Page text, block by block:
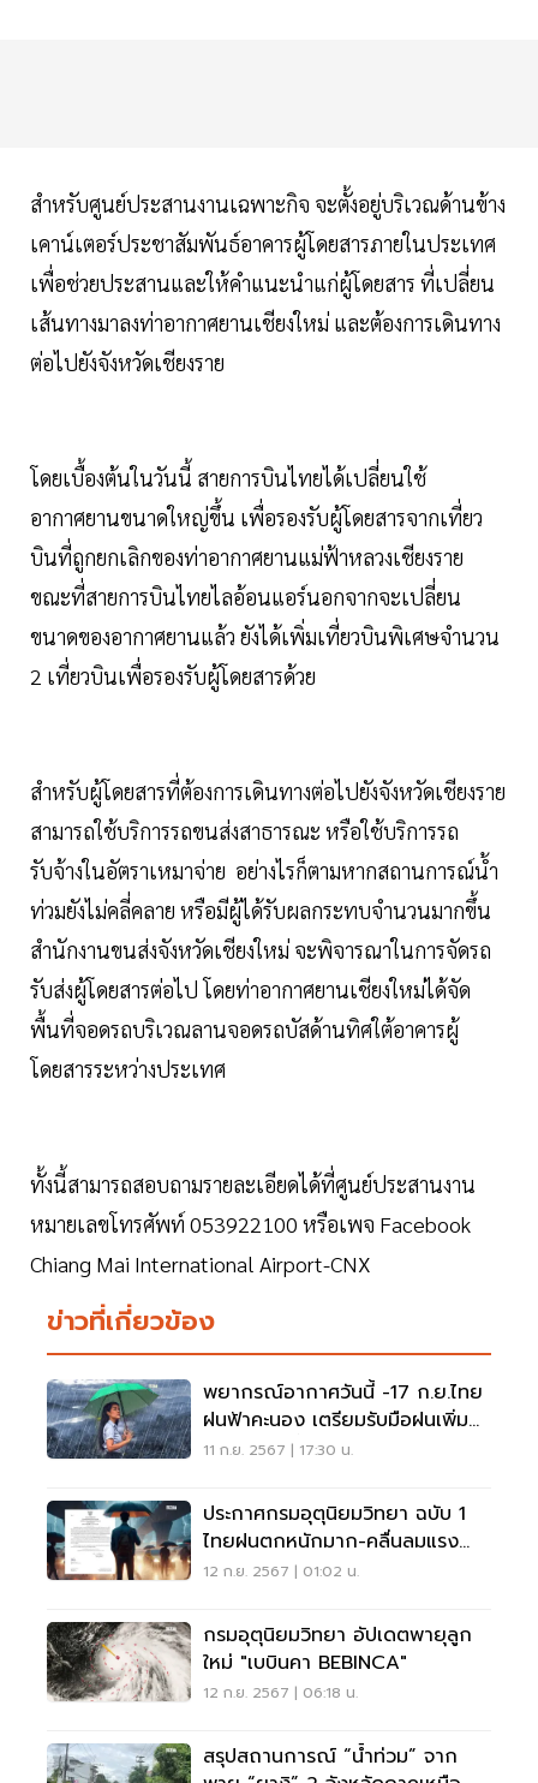
สำหรับศูนย์ประสานงานเฉพาะกิจ จะตั้งอยู่บริเวณด้านข้าง
เคาน์เตอร์ประชาสัมพันธ์อาคารผู้โดยสารภายในประเทศ
เพื่อช่วยประสานและให้คำแนะนำแก่ผู้โดยสาร ที่เปลี่ยน
เส้นทางมาลงท่าอากาศยานเชียงใหม่ และต้องการเดินทาง
ต่อไปยังจังหวัดเชียงราย
โดยเบื้องต้นในวันนี้ สายการบินไทยได้เปลี่ยนใช้
อากาศยานขนาดใหญ่ขึ้น เพื่อรองรับผู้โดยสารจากเที่ยว
บินที่ถูกยกเลิกของท่าอากาศยานแม่ฟ้าหลวงเชียงราย
ขณะที่สายการบินไทยไลอ้อนแอร์นอกจากจะเปลี่ยน
ขนาดของอากาศยานแล้ว ยังได้เพิ่มเที่ยวบินพิเศษจำนวน
2 เที่ยวบินเพื่อรองรับผู้โดยสารด้วย
สำหรับผู้โดยสารที่ต้องการเดินทางต่อไปยังจังหวัดเชียงราย
สามารถใช้บริการรถขนส่งสาธารณะ หรือใช้บริการรถ
รับจ้างในอัตราเหมาจ่าย อย่างไรก็ตามหากสถานการณ์น้ำ
ท่วมยังไม่คลี่คลาย หรือมีผู้ได้รับผลกระทบจำนวนมากขึ้น
สำนักงานขนส่งจังหวัดเชียงใหม่ จะพิจารณาในการจัดรถ
รับส่งผู้โดยสารต่อไป โดยท่าอากาศยานเชียงใหม่ได้จัด
พื้นที่จอดรถบริเวณลานจอดรถบัสด้านทิศใต้อาคารผู้
โดยสารระหว่างประเทศ
ทั้งนี้สามารถสอบถามรายละเอียดได้ที่ศูนย์ประสานงาน
หมายเลขโทรศัพท์ 053922100 หรือเพจ Facebook
Chiang Mai International Airport-CNX
ข่าวที่เกี่ยวข้อง
พยากรณ์อากาศวันนี้ -17 ก.ย.ไทย
ฝนฟ้าคะนอง เตรียมรับมือฝนเพิ่ม
14-17 ก.ย.นี้
11 ก.ย. 2567 | 17:30 น.
ประกาศกรมอุตุนิยมวิทยา ฉบับ 1
ไทยฝนตกหนักมาก-คลื่นลมแรง
13-17 ก.ย.67
12 ก.ย. 2567 | 01:02 น.
กรมอุตุนิยมวิทยา อัปเดตพายุลูก
ใหม่ "เบบินคา BEBINCA"
12 ก.ย. 2567 | 06:18 น.
สรุปสถานการณ์ “น้ำท่วม” จาก